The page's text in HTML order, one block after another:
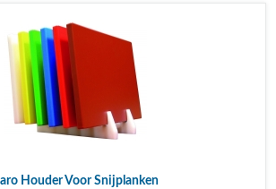
Houder Voor Snijplanken